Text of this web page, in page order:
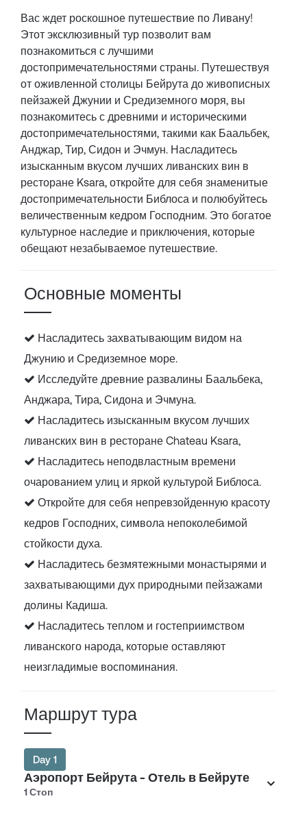
Вас ждет роскошное путешествие по Ливану!
Этот эксклюзивный тур позволит вам
познакомиться с лучшими
достопримечательностями страны. Путешествуя
от оживленной столицы Бейрута до живописных
пейзажей Джунии и Средиземного моря, вы
познакомитесь с древними и историческими
достопримечательностями, такими как Баальбек,
Анджар, Тир, Сидон и Эчмун. Насладитесь
изысканным вкусом лучших ливанских вин в
ресторане Ksara, откройте для себя знаменитые
достопримечательности Библоса и полюбуйтесь
величественным кедром Господним. Это богатое
культурное наследие и приключения, которые
обещают незабываемое путешествие.
Основные моменты
Насладитесь захватывающим видом на
Джунию и Средиземное море.
Исследуйте древние развалины Баальбека,
Анджара, Тира, Сидона и Эчмуна.
Насладитесь изысканным вкусом лучших
ливанских вин в ресторане Chateau Ksara,
Насладитесь неподвластным времени
очарованием улиц и яркой культурой Библоса.
Откройте для себя непревзойденную красоту
кедров Господних, символа непоколебимой
стойкости духа.
Насладитесь безмятежными монастырями и
захватывающими дух природными пейзажами
долины Кадиша.
Насладитесь теплом и гостеприимством
ливанского народа, которые оставляют
неизгладимые воспоминания.
Маршрут тура
Day 1
Аэропорт Бейрута - Отель в Бейруте
1 Стоп